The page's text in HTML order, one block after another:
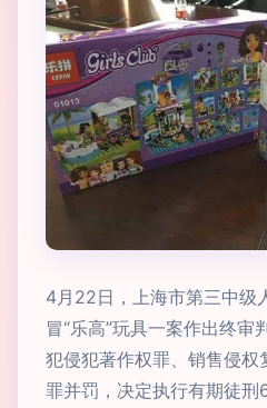
4月22日，上海市第三中级
冒“乐高”玩具一案作出终
犯侵犯著作权罪、销售侵权
罪并罚，决定执行有期徒